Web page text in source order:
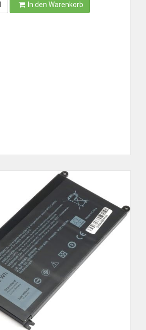
In den Warenkorb